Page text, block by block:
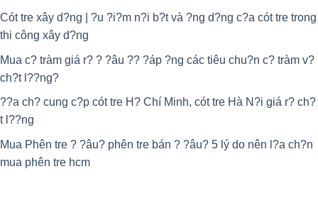
Cót tre xây d?ng | ?u ?i?m n?i b?t và ?ng d?ng c?a cót tre trong
thi công xây d?ng
Mua c? tràm giá r? ? ?âu ?? ?áp ?ng các tiêu chu?n c? tràm v?
ch?t l??ng?
??a ch? cung c?p cót tre H? Chí Minh, cót tre Hà N?i giá r? ch?
t l??ng
Mua Phên tre ? ?âu? phên tre bán ? ?âu? 5 lý do nên l?a ch?n
mua phên tre hcm